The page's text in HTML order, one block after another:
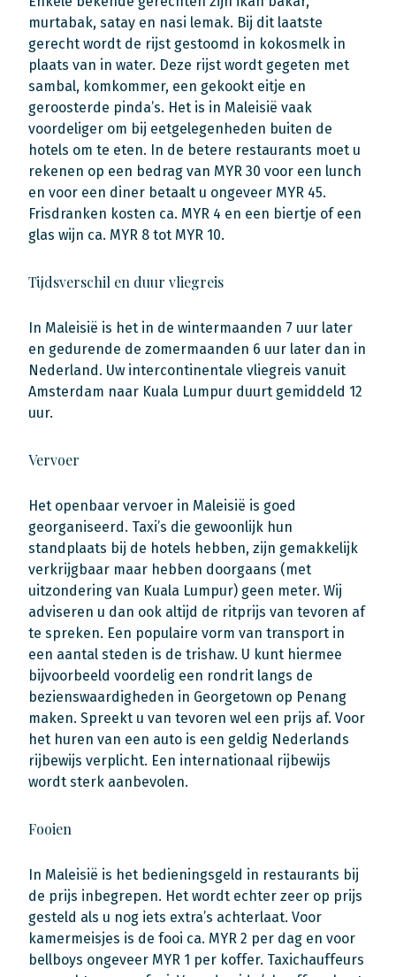
murtabak, satay en nasi lemak. Bij dit laatste
gerecht wordt de rijst gestoomd in kokosmelk in
plaats van in water. Deze rijst wordt gegeten met
sambal, komkommer, een gekookt eitje en
geroosterde pinda’s. Het is in Maleisië vaak
voordeliger om bij eetgelegenheden buiten de
hotels om te eten. In de betere restaurants moet u
rekenen op een bedrag van MYR 30 voor een lunch
en voor een diner betaalt u ongeveer MYR 45.
Frisdranken kosten ca. MYR 4 en een biertje of een
glas wijn ca. MYR 8 tot MYR 10.
Tijdsverschil en duur vliegreis
In Maleisië is het in de wintermaanden 7 uur later
en gedurende de zomermaanden 6 uur later dan in
Nederland. Uw intercontinentale vliegreis vanuit
Amsterdam naar Kuala Lumpur duurt gemiddeld 12
uur.
Vervoer
Het openbaar vervoer in Maleisië is goed
georganiseerd. Taxi’s die gewoonlijk hun
standplaats bij de hotels hebben, zijn gemakkelijk
verkrijgbaar maar hebben doorgaans (met
uitzondering van Kuala Lumpur) geen meter. Wij
adviseren u dan ook altijd de ritprijs van tevoren af
te spreken. Een populaire vorm van transport in
een aantal steden is de trishaw. U kunt hiermee
bijvoorbeeld voordelig een rondrit langs de
bezienswaardigheden in Georgetown op Penang
maken. Spreekt u van tevoren wel een prijs af. Voor
het huren van een auto is een geldig Nederlands
rijbewijs verplicht. Een internationaal rijbewijs
wordt sterk aanbevolen.
Fooien
In Maleisië is het bedieningsgeld in restaurants bij
de prijs inbegrepen. Het wordt echter zeer op prijs
gesteld als u nog iets extra’s achterlaat. Voor
kamermeisjes is de fooi ca. MYR 2 per dag en voor
bellboys ongeveer MYR 1 per koffer. Taxichauffeurs